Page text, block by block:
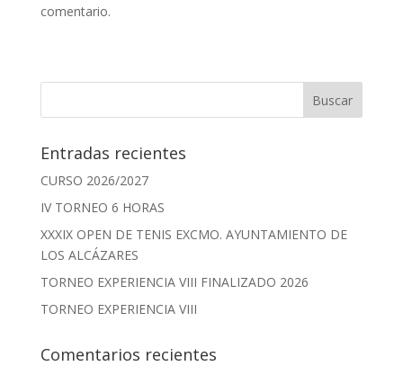
comentario.
Entradas recientes
CURSO 2026/2027
IV TORNEO 6 HORAS
XXXIX OPEN DE TENIS EXCMO. AYUNTAMIENTO DE
LOS ALCÁZARES
TORNEO EXPERIENCIA VIII FINALIZADO 2026
TORNEO EXPERIENCIA VIII
Comentarios recientes